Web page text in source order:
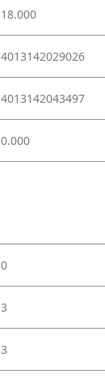
18.000
4013142029026
4013142043497
0.000
0
3
3